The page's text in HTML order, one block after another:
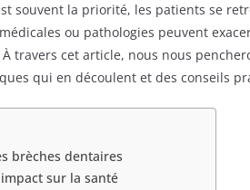
souvent la priorité, les patients se
ou pathologies peuvent
travers cet article, nous nous
qui en découlent et des conseils
brèches dentaires
sur la santé